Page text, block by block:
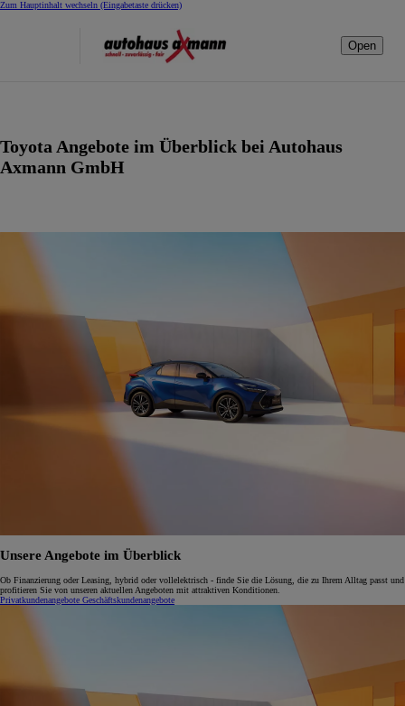
Zum Hauptinhalt wechseln (Eingabetaste drücken)
Open
Toyota Angebote im Überblick bei Autohaus
Axmann GmbH
Unsere Angebote im Überblick
Ob Finanzierung oder Leasing, hybrid oder vollelektrisch - finde Sie die Lösung, die zu Ihrem Alltag passt und
profitieren Sie von unseren aktuellen Angeboten mit attraktiven Konditionen.
Privatkundenangebote Geschäftskundenangebote